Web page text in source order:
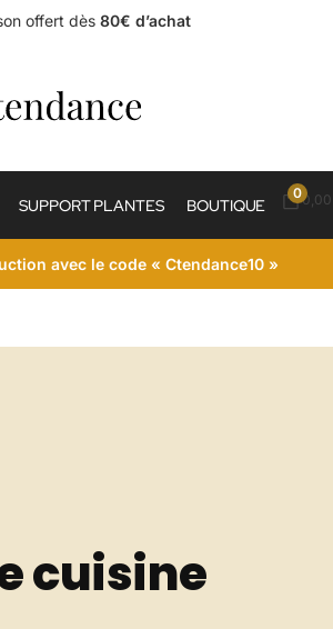
offert dès 80€ d’achat
SUPPORT PLANTES BOUTIQUE
00,00
avec le code « Ctendance10 »
cuisine